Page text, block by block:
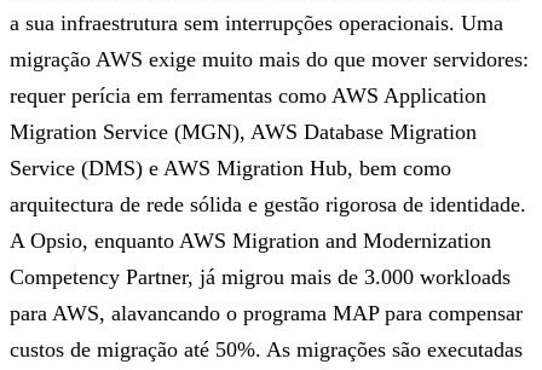
a sua infraestrutura sem interrupções operacionais. Uma
migração AWS exige muito mais do que mover servidores:
requer perícia em ferramentas como AWS Application
Migration Service (MGN), AWS Database Migration
Service (DMS) e AWS Migration Hub, bem como
arquitectura de rede sólida e gestão rigorosa de identidade.
A Opsio, enquanto AWS Migration and Modernization
Competency Partner, já migrou mais de 3.000 workloads
para AWS, alavancando o programa MAP para compensar
custos de migração até 50%. As migrações são executadas